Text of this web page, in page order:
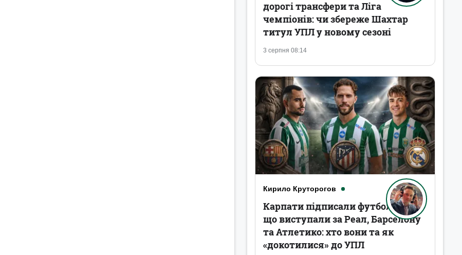
3 серпня 08:14
дорогі трансфери та Ліга
чемпіонів: чи збереже Шахтар
титул УПЛ у новому сезоні
Кирило Круторогов
Карпати підписали футболістів,
що виступали за Реал, Барселону
та Атлетико: хто вони та як
«докотилися» до УПЛ